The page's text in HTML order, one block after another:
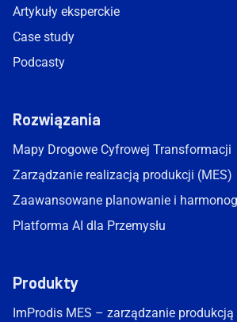
Artykuły eksperckie
Case study
Podcasty
Rozwiązania
Mapy Drogowe Cyfrowej Transformacji
Zarządzanie realizacją produkcji (MES)
Zaawansowane planowanie i
Platforma AI dla Przemysłu
Produkty
ImProdis MES – zarządzanie